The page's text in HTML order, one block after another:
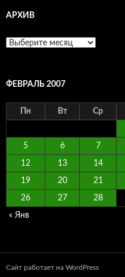
АРХИВ
Архив
ФЕВРАЛЬ 2007
Пн Вт Ср
5 6 7
12 13 14
19 20 21
26 27 28
« Янв
Сайт работает на WordPress